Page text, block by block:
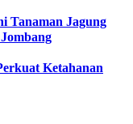
Tanaman Jagung
Ketahanan